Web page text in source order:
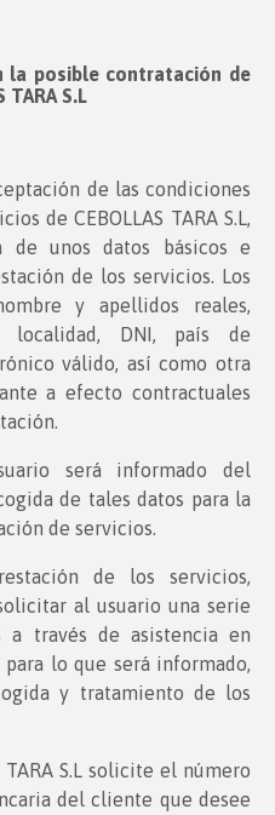
la posible contratación de
TARA S.L
de las condiciones
de CEBOLLAS TARA S.L,
de unos datos básicos e
de los servicios. Los
y apellidos reales,
localidad, DNI, país de
válido, así como otra
a efecto contractuales
será informado del
de tales datos para la
de servicios.
de los servicios,
solicitar al usuario una serie
a través de asistencia en
lo que será informado,
y tratamiento de los
TARA S.L solicite el número
del cliente que desee